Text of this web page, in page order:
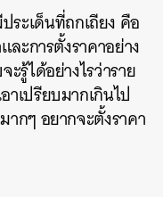
ระเด็นที่ถกเถียง คือ
ละการตั้งราคาอย่าง
รู้ได้อย่างไรว่าราย
เปรียบมากเกินไป
ากๆอยากจะตั้งราคา
EMAIL